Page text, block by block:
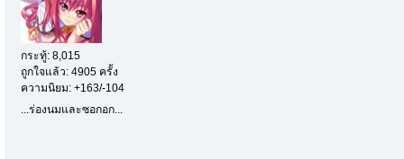
กระทู้: 8,015
ถูกใจแล้ว: 4905 ครั้ง
ความนิยม: +163/-104
...ร่องนมและซอกอก...